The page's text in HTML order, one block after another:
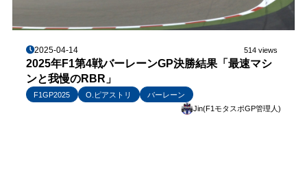
2025-04-14 514 views
2025年F1第4戦バーレーンGP決勝結果「最速マシ
ンと我慢のRBR」
F1GP2025 O.ピアストリ
バーレーン
Jin(F1モタスポGP管理人)